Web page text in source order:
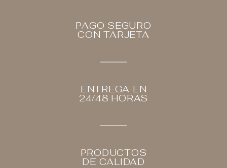
PAGO SEGURO
CON TARJETA
ENTREGA EN
24/48 HORAS
PRODUCTOS
DE CALIDAD